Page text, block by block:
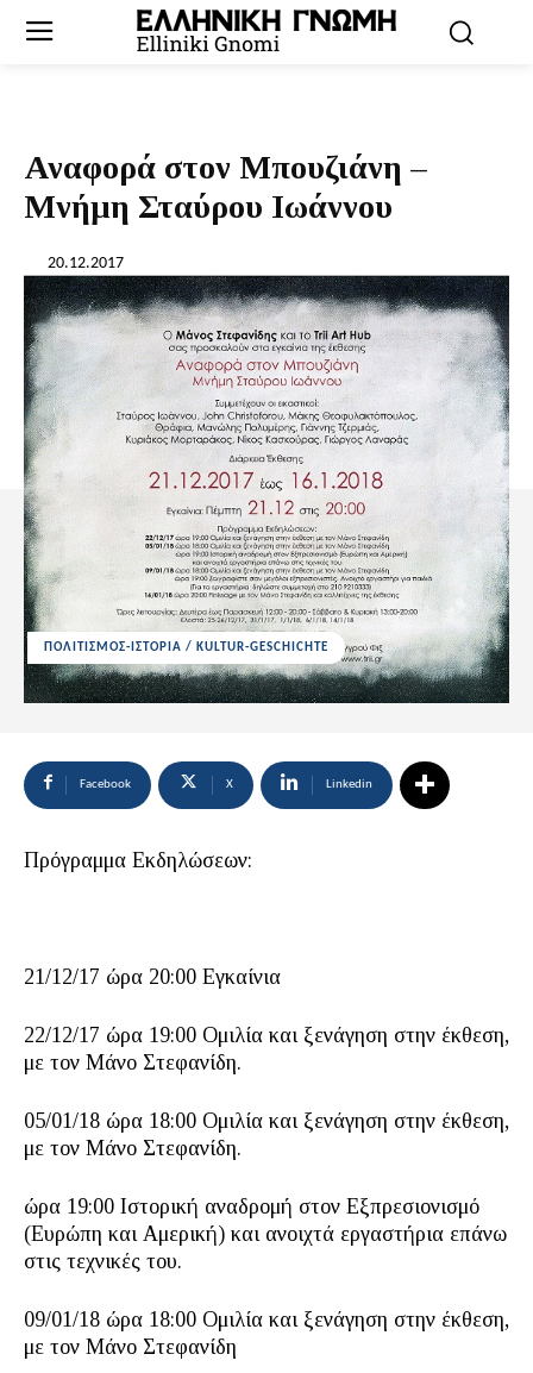
Αναφορά στον Μπουζιάνη –
Μνήμη Σταύρου Ιωάννου
20.12.2017
ΠΟΛΙΤΙΣΜΟΣ-ΙΣΤΟΡΙΑ / KULTUR-GESCHICHTE
Facebook X Linkedin
Πρόγραμμα Εκδηλώσεων:
21/12/17 ώρα 20:00 Εγκαίνια
22/12/17 ώρα 19:00 Ομιλία και ξενάγηση στην έκθεση,
με τον Μάνο Στεφανίδη.
05/01/18 ώρα 18:00 Ομιλία και ξενάγηση στην έκθεση,
με τον Μάνο Στεφανίδη.
ώρα 19:00 Ιστορική αναδρομή στον Εξπρεσιονισμό
(Ευρώπη και Αμερική) και ανοιχτά εργαστήρια επάνω
στις τεχνικές του.
09/01/18 ώρα 18:00 Ομιλία και ξενάγηση στην έκθεση,
με τον Μάνο Στεφανίδη